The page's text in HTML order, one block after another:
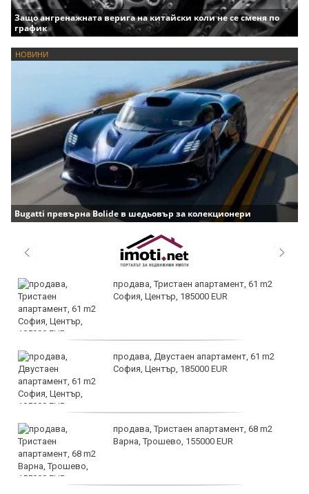
Защо ангренажната верига на китайски коли не се сменя по
график
НОВИНИ
Bugatti превърна Bolide в шедьовър за колекционери
продава, Тристаен апартамент, 61 m2
София, Център, 185000 EUR
продава, Двустаен апартамент, 61 m2
София, Център, 185000 EUR
продава, Тристаен апартамент, 68 m2
Варна, Трошево, 155000 EUR